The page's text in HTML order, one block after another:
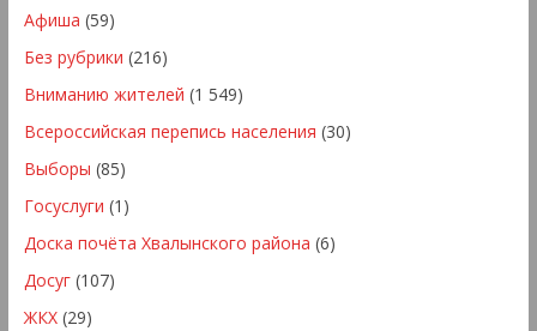
Афиша (59)
Без рубрики (216)
Вниманию жителей (1 549)
Всероссийская перепись населения (30)
Выборы (85)
Госуслуги (1)
Доска почёта Хвалынского района (6)
Досуг(107)
ЖКХ(29)